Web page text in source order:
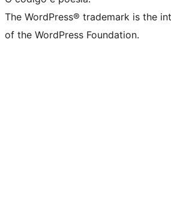
The WordPress® trademark is the
of the WordPress Foundation.